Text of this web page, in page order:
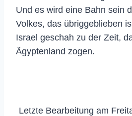
Und es wird eine Bahn sein
Volkes, das übriggeblieben
Israel geschah zu der Zeit,
Ägyptenland zogen.
Letzte Bearbeitung am